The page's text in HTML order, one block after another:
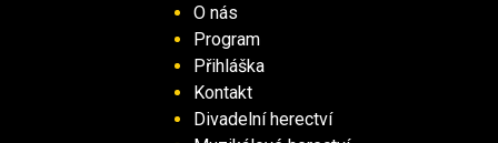
O nás
Program
Přihláška
Kontakt
Divadelní herectví